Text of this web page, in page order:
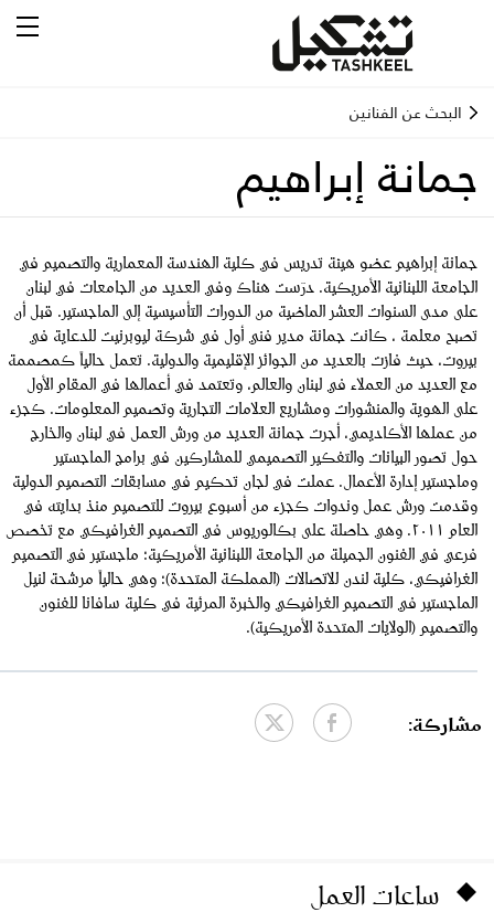
البحث عن الفنانين
جمانة إبراهيم
جمانة إبراهيم عضو هيئة تدريس في كلية الهندسة المعمارية والتصميم في
الجامعة اللبنانية الأمريكية. درّست هناك وفي العديد من الجامعات في لبنان
على مدى السنوات العشر الماضية من الدورات التأسيسية إلى الماجستير. قبل أن
تصبح معلمة ، كانت جمانة مدير فني أول في شركة ليوبرنيت للدعاية في
بيروت، حيث فازت بالعديد من الجوائز الإقليمية والدولية. تعمل حالياً كمصممة
مع العديد من العملاء في لبنان والعالم، وتعتمد في أعمالها في المقام الأول
على الهوية والمنشورات ومشاريع العلامات التجارية وتصميم المعلومات. كجزء
من عملها الأكاديمي، أجرت جمانة العديد من ورش العمل في لبنان والخارج
حول تصور البيانات والتفكير التصميمي للمشاركين في برامج الماجستير
وماجستير إدارة الأعمال. عملت في لجان تحكيم في مسابقات التصميم الدولية
وقدمت ورش عمل وندوات كجزء من أسبوع بيروت للتصميم منذ بدايته في
العام ٢٠١١. وهي حاصلة على بكالوريوس في التصميم الغرافيكي مع تخصص
فرعي في الفنون الجميلة من الجامعة اللبنانية الأمريكية؛ ماجستير في التصميم
الغرافيكي، كلية لندن للاتصالات (المملكة المتحدة)؛ وهي حالياً مرشحة لنيل
الماجستير في التصميم الغرافيكي والخبرة المرئية في كلية سافانا للفنون
والتصميم (الولايات المتحدة الأمريكية).
مشاركة:
ساعات العمل